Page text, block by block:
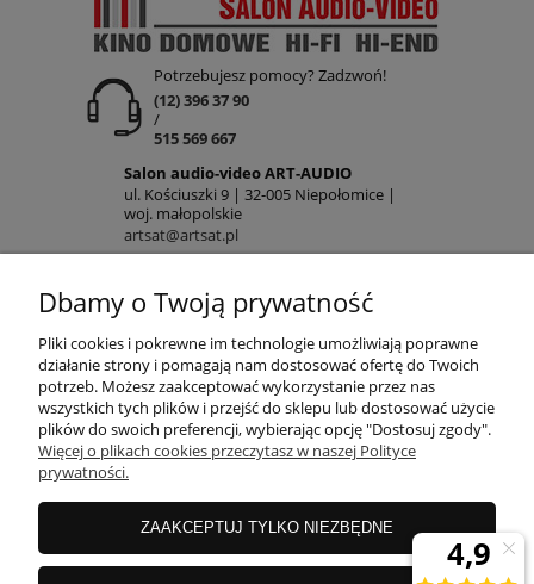
Potrzebujesz pomocy? Zadzwoń!
(12) 396 37 90
/
515 569 667
Salon audio-video ART-AUDIO
ul. Kościuszki 9 | 32-005 Niepołomice |
woj. małopolskie
artsat@artsat.pl
NIP: 6782225502 | REGON: 120645712
POMOC
MOJE KONTO
PŁATNOŚCI
Dbamy o Twoją prywatność
Pliki cookies i pokrewne im technologie umożliwiają poprawne
działanie strony i pomagają nam dostosować ofertę do Twoich
potrzeb. Możesz zaakceptować wykorzystanie przez nas
wszystkich tych plików i przejść do sklepu lub dostosować użycie
plików do swoich preferencji, wybierając opcję "Dostosuj zgody".
Więcej o plikach cookies przeczytasz w naszej Polityce
prywatności.
ZAAKCEPTUJ TYLKO NIEZBĘDNE